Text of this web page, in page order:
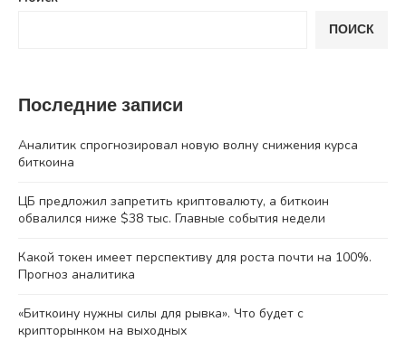
ПОИСК
Последние записи
Аналитик спрогнозировал новую волну снижения курса
биткоина
ЦБ предложил запретить криптовалюту, а биткоин
обвалился ниже $38 тыс. Главные события недели
Какой токен имеет перспективу для роста почти на 100%.
Прогноз аналитика
«Биткоину нужны силы для рывка». Что будет с
крипторынком на выходных